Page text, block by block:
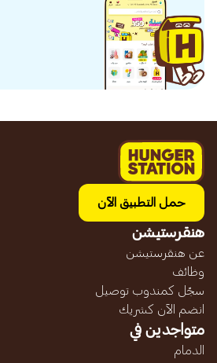
حمل التطبيق الآن
هنقرستيشن
عن هنقرستيشن
وظائف
سجّل كمندوب توصيل
انضم الآن كشريك
متواجدين في
الدمام